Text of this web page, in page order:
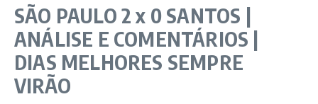
SÃO PAULO 2 x 0 SANTOS |
ANÁLISE E COMENTÁRIOS |
DIAS MELHORES SEMPRE
VIRÃO